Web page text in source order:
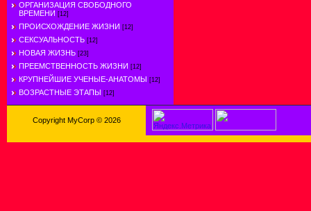
ОРГАНИЗАЦИЯ СВОБОДНОГО
ВРЕМЕНИ [12]
ПРОИСХОЖДЕНИЕ ЖИЗНИ [12]
СЕКСУАЛЬНОСТЬ [12]
НОВАЯ ЖИЗНЬ [23]
ПРЕЕМСТВЕННОСТЬ ЖИЗНИ [12]
КРУПНЕЙШИЕ УЧЕНЫЕ-АНАТОМЫ [12]
ВОЗРАСТНЫЕ ЭТАПЫ [12]
Copyright MyCorp © 2026